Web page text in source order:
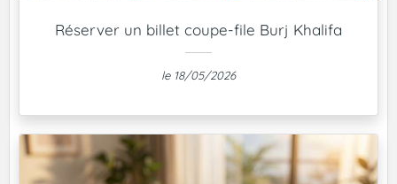
Réserver un billet coupe-file Burj Khalifa
le 18/05/2026